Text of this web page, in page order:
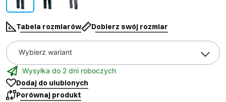
Tabela rozmiarów Dobierz swój rozmiar
Wybierz wariant
Wysyłka do 2 dni roboczych
Dodaj do ulubionych
Porównaj produkt